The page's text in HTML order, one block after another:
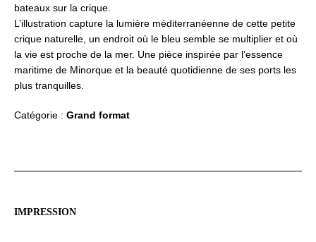
bateaux sur la crique.
L’illustration capture la lumière méditerranéenne de cette petite
crique naturelle, un endroit où le bleu semble se multiplier et où
la vie est proche de la mer. Une pièce inspirée par l’essence
maritime de Minorque et la beauté quotidienne de ses ports les
plus tranquilles.
Catégorie : Grand format
IMPRESSION